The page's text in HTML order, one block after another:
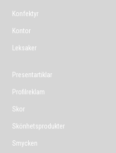
Konfektyr
Kontor
Leksaker
Presentartiklar
Profilreklam
Skor
Skönhetsprodukter
Smycken